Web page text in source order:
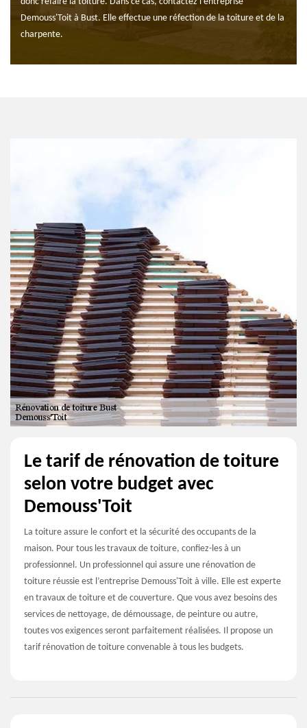
Demouss'Toit à Bust. Elle effectue une réfection de la toiture et de la
charpente.
Le tarif de rénovation de toiture
selon votre budget avec
Demouss'Toit
La toiture assure le confort et la sécurité des occupants de la
maison. Pour tous les travaux de toiture, confiez-les à un
professionnel. Un professionnel qui assure une rénovation de
toiture réussie est l’entreprise Demouss'Toit à ville. Elle est experte
en travaux de toiture et de couverture. Que vous avez besoins des
services de nettoyage, de démoussage, de peinture ou autre,
toutes vos exigences seront parfaitement réalisées. Il propose un
tarif rénovation de toiture convenable à tous les budgets.